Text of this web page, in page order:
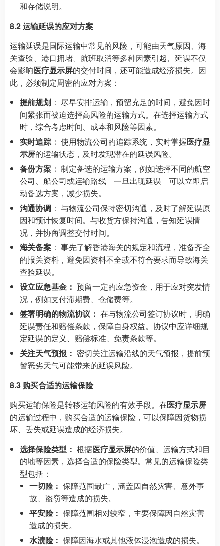
和存储说明。
8.2 运输延误的应对方案
运输延误是国际运输中常见的风险，可能由天气原因、海
关查验、港口拥堵、航班取消等多种因素引起。延误不仅
会影响医疗显示屏的交付时间，还可能造成经济损失。因
此，必须制定周密的应对方案：
提前规划： 尽早安排运输，预留充足的时间，避免因时
间紧张而被迫选择高风险的运输方式。在选择运输方式
时，综合考虑时间、成本和风险等因素。
实时追踪： 使用物流公司的追踪系统，实时掌握医疗显
示屏的运输状态，及时发现潜在的延误风险。
备份方案： 制定备选的运输方案，例如选择不同的航空
公司、船公司或运输路线，一旦出现延误，可以立即启
动备选方案，减少损失。
沟通协调： 与物流公司保持密切沟通，及时了解延误原
因和预计恢复时间。与收货方保持沟通，告知延误情
况，并协商调整交付时间。
海关备案： 事先了解香港海关的规定和流程，准备齐全
的报关资料，避免因资料不全或不符合要求而导致海关
查验延误。
设立应急基金： 预留一定的应急资金，用于应对突发情
况，例如支付滞期费、仓储费等。
签署明确的物流协议： 在与物流公司签订协议时，明确
延误责任和赔偿条款，保障自身权益。协议中应详细规
定延误的定义、赔偿标准、免责条款等。
关注天气预报： 密切关注运输沿线的天气预报，提前预
警恶劣天气可能带来的延误风险。
8.3 购买合适的运输保险
购买运输保险是转移运输风险的有效手段。在医疗显示屏
的运输过程中，购买合适的运输保险，可以保障因货物损
坏、丢失或延误造成的经济损失。
选择保险类型： 根据医疗显示屏的价值、运输方式和目
的地等因素，选择合适的保险类型。常见的运输保险类
型包括：
一切险： 保障范围最广，涵盖因自然灾害、意外事
故、盗窃等造成的损失。
平安险： 保障范围相对较窄，主要保障因自然灾害
造成的损失。
水渍险： 保障因海水或其他液体浸泡造成的损失。